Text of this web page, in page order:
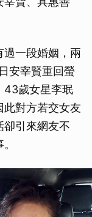
一段婚姻，兩
安宰賢重回螢
43歲女星李珉
對方若交女友
卻引來網友不